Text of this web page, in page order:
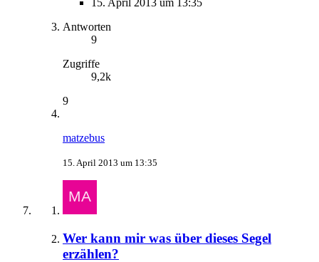
15. April 2013 um 13:35
Antworten
9
Zugriffe
9,2k
9
matzebus
15. April 2013 um 13:35
Wer kann mir was über dieses Segel
erzählen?